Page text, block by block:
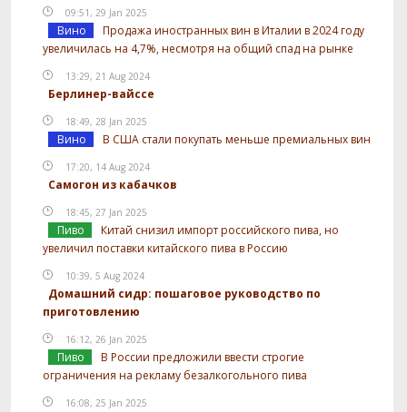
09:51, 29 Jan 2025
Вино
Продажа иностранных вин в Италии в 2024 году
увеличилась на 4,7%, несмотря на общий спад на рынке
13:29, 21 Aug 2024
Берлинер-вайссе
18:49, 28 Jan 2025
Вино В США стали покупать меньше премиальных вин
17:20, 14 Aug 2024
Самогон из кабачков
18:45, 27 Jan 2025
Пиво
Китай снизил импорт российского пива, но
увеличил поставки китайского пива в Россию
10:39, 5 Aug 2024
Домашний сидр: пошаговое руководство по
приготовлению
16:12, 26 Jan 2025
Пиво
В России предложили ввести строгие
ограничения на рекламу безалкогольного пива
16:08, 25 Jan 2025